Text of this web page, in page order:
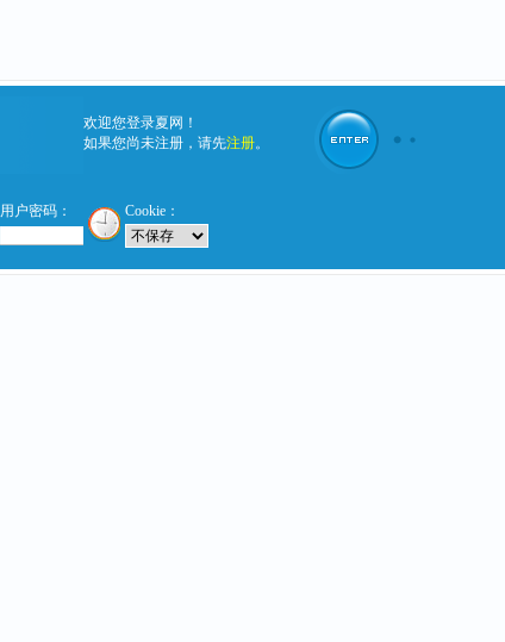
欢迎您登录夏网！
如果您尚未注册，请先注册。
用户密码： Cookie：